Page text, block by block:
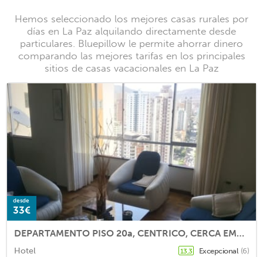
Hemos seleccionado los mejores casas rurales por
días en La Paz alquilando directamente desde
particulares. Bluepillow le permite ahorrar dinero
comparando las mejores tarifas en los principales
sitios de casas vacacionales en La Paz
desde
33€
DEPARTAMENTO PISO 20a, CENTRICO, CERCA EMBAJADA AMERICANA, TELEFERICO, MALLS, VISTAS PANORAMICAS y SEGURO
Hotel 13,3 Excepcional (6)